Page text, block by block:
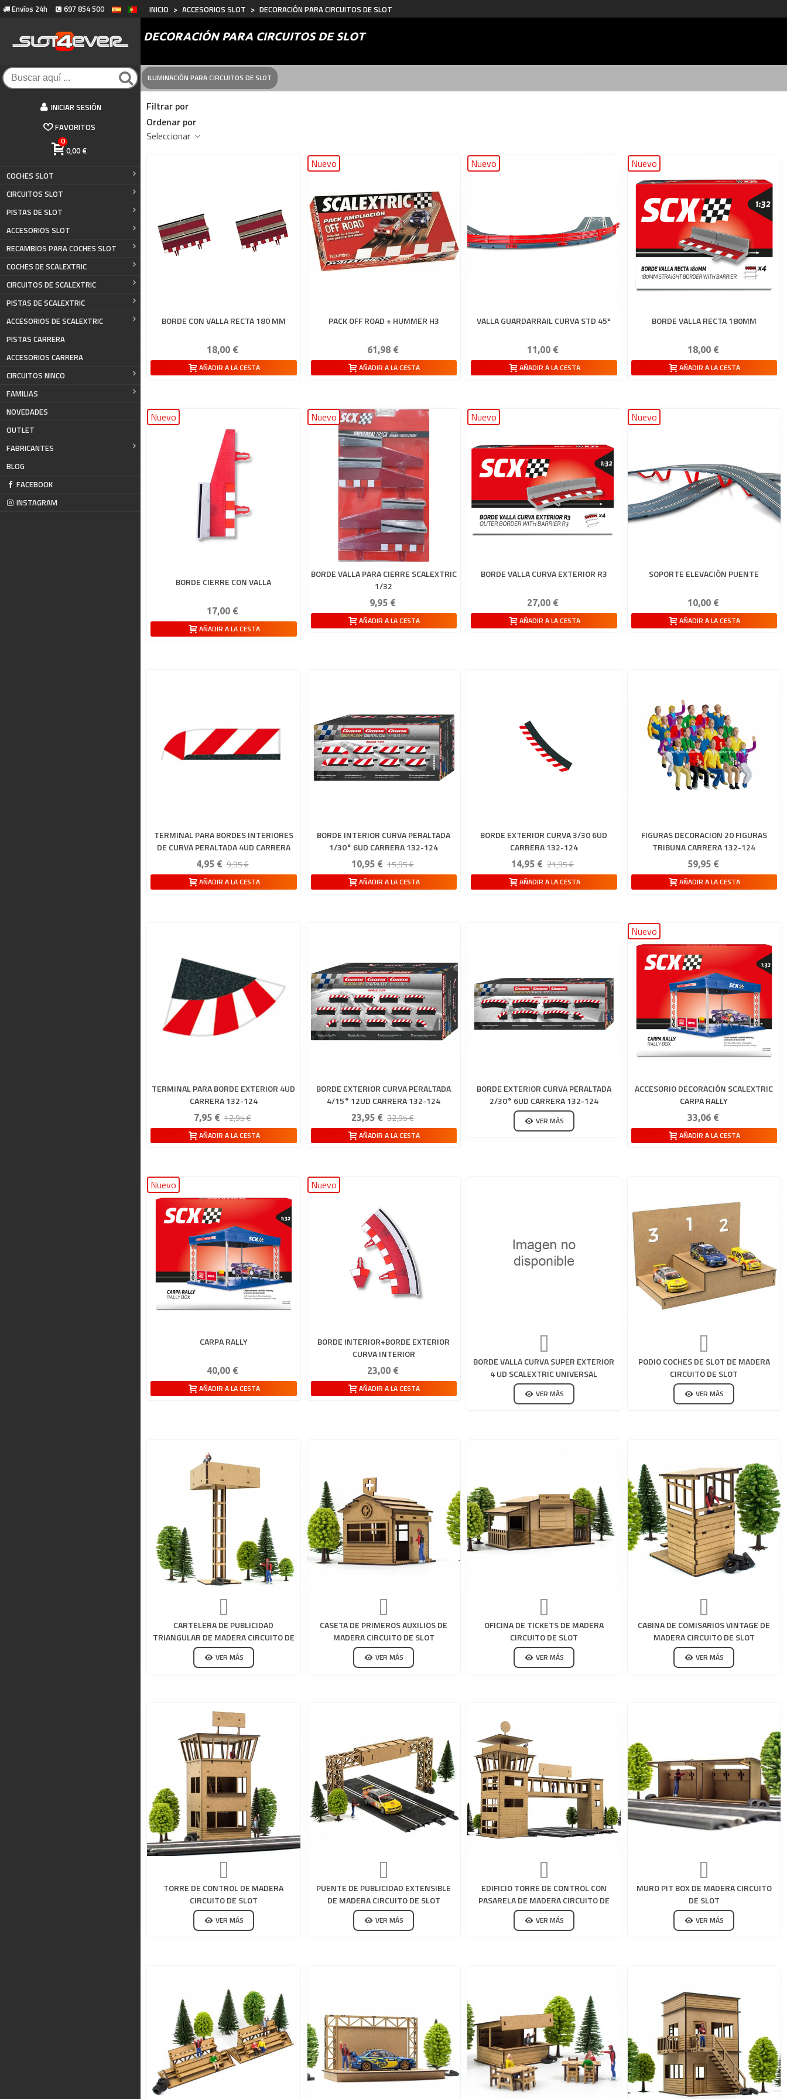
Envíos 24h 697 854 500
INICIAR SESIÓN
FAVORITOS
0
0,00 €
COCHES SLOT
CIRCUITOS SLOT
PISTAS DE SLOT
ACCESORIOS SLOT
RECAMBIOS PARA COCHES SLOT
COCHES DE SCALEXTRIC
CIRCUITOS DE SCALEXTRIC
PISTAS DE SCALEXTRIC
ACCESORIOS DE SCALEXTRIC
PISTAS CARRERA
ACCESORIOS CARRERA
CIRCUITOS NINCO
FAMILIAS
NOVEDADES
OUTLET
FABRICANTES
BLOG
FACEBOOK
INSTAGRAM
INICIO > ACCESORIOS SLOT > DECORACIÓN PARA CIRCUITOS DE SLOT
DECORACIÓN PARA CIRCUITOS DE SLOT
ILUMINACIÓN PARA CIRCUITOS DE SLOT
Filtrar por
Ordenar por
Seleccionar
BORDE CON VALLA RECTA 180 MM
18,00 €
AÑADIR A LA CESTA
Nuevo
PACK OFF ROAD + HUMMER H3
61,98 €
AÑADIR A LA CESTA
Nuevo
VALLA GUARDARRAIL CURVA STD 45º
11,00 €
AÑADIR A LA CESTA
Nuevo
BORDE VALLA RECTA 180MM
18,00 €
AÑADIR A LA CESTA
Nuevo
BORDE CIERRE CON VALLA
17,00 €
AÑADIR A LA CESTA
Nuevo
BORDE VALLA PARA CIERRE SCALEXTRIC
1/32
9,95 €
AÑADIR A LA CESTA
Nuevo
BORDE VALLA CURVA EXTERIOR R3
27,00 €
AÑADIR A LA CESTA
Nuevo
SOPORTE ELEVACIÓN PUENTE
10,00 €
AÑADIR A LA CESTA
TERMINAL PARA BORDES INTERIORES
DE CURVA PERALTADA 4UD CARRERA
132-124
4,95 € 9,95 €
AÑADIR A LA CESTA
BORDE INTERIOR CURVA PERALTADA
1/30° 6UD CARRERA 132-124
10,95 € 15,95 €
AÑADIR A LA CESTA
BORDE EXTERIOR CURVA 3/30 6UD
CARRERA 132-124
14,95 € 21,95 €
AÑADIR A LA CESTA
FIGURAS DECORACION 20 FIGURAS
TRIBUNA CARRERA 132-124
59,95 €
AÑADIR A LA CESTA
TERMINAL PARA BORDE EXTERIOR 4UD
CARRERA 132-124
7,95 € 12,95 €
AÑADIR A LA CESTA
BORDE EXTERIOR CURVA PERALTADA
4/15° 12UD CARRERA 132-124
23,95 € 32,95 €
AÑADIR A LA CESTA
BORDE EXTERIOR CURVA PERALTADA
2/30° 6UD CARRERA 132-124
VER MÁS
Nuevo
ACCESORIO DECORACIÓN SCALEXTRIC
CARPA RALLY
33,06 €
AÑADIR A LA CESTA
Nuevo
CARPA RALLY
40,00 €
AÑADIR A LA CESTA
Nuevo
BORDE INTERIOR+BORDE EXTERIOR
CURVA INTERIOR
23,00 €
AÑADIR A LA CESTA
BORDE VALLA CURVA SUPER EXTERIOR
4 UD SCALEXTRIC UNIVERSAL
VER MÁS
PODIO COCHES DE SLOT DE MADERA
CIRCUITO DE SLOT
VER MÁS
CARTELERA DE PUBLICIDAD
TRIANGULAR DE MADERA CIRCUITO DE
SLOT
VER MÁS
CASETA DE PRIMEROS AUXILIOS DE
MADERA CIRCUITO DE SLOT
VER MÁS
OFICINA DE TICKETS DE MADERA
CIRCUITO DE SLOT
VER MÁS
CABINA DE COMISARIOS VINTAGE DE
MADERA CIRCUITO DE SLOT
VER MÁS
TORRE DE CONTROL DE MADERA
CIRCUITO DE SLOT
VER MÁS
PUENTE DE PUBLICIDAD EXTENSIBLE
DE MADERA CIRCUITO DE SLOT
VER MÁS
EDIFICIO TORRE DE CONTROL CON
PASARELA DE MADERA CIRCUITO DE
SLOT
VER MÁS
MURO PIT BOX DE MADERA CIRCUITO
DE SLOT
VER MÁS